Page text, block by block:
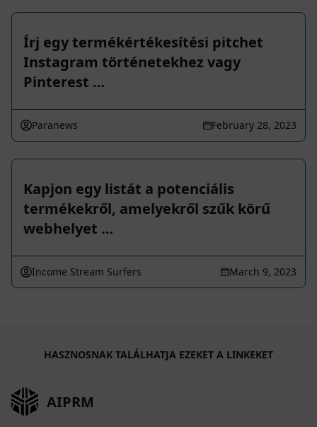
Írj egy termékértékesítési pitchet
Instagram történetekhez vagy
Pinterest …
Paranews February 28, 2023
Kapjon egy listát a potenciális
termékekről, amelyekről szűk körű
webhelyet …
Income Stream Surfers March 9, 2023
HASZNOSNAK TALÁLHATJA EZEKET A LINKEKET
AIPRM